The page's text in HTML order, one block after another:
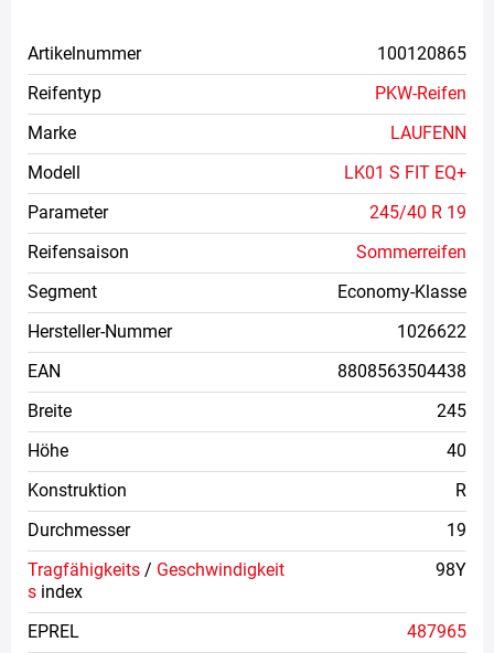
Artikelnummer
100120865
Reifentyp
PKW-Reifen
Marke
LAUFENN
Modell
LK01 S FIT EQ+
Parameter
245/40 R 19
Reifensaison
Sommerreifen
Segment
Economy-Klasse
Hersteller-Nummer
1026622
EAN
8808563504438
Breite
245
Höhe
40
Konstruktion
R
Durchmesser
19
Tragfähigkeits / Geschwindigkeit
s index
98Y
EPREL 487965